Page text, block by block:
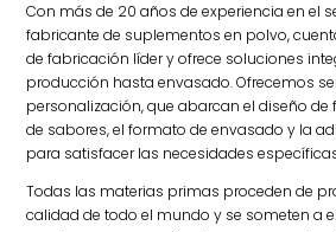
Con más de 20 años de experiencia en el
fabricante de suplementos en polvo,
de fabricación líder y ofrece soluciones
producción hasta envasado. Ofrecemos
personalización, que abarcan el diseño de
de sabores, el formato de envasado y la
para satisfacer las necesidades
Todas las materias primas proceden de
calidad de todo el mundo y se someten a